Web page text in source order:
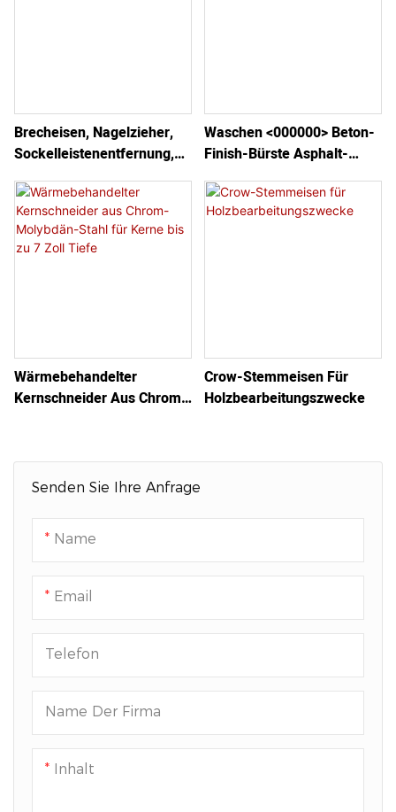
Senden Sie Ihre Anfrage
Name
Email
Telefon
Name Der Firma
Inhalt
Brecheisen, Nagelzieher,
Sockelleistenentfernung,
Holzbearbeitungswerkzeug
E
Waschen <000000> Beton-
Finish-Bürste Asphalt-
Bürstenwerkzeug
Wärmebehandelter
Kernschneider Aus Chrom-
Crow-Stemmeisen Für
Holzbearbeitungszwecke